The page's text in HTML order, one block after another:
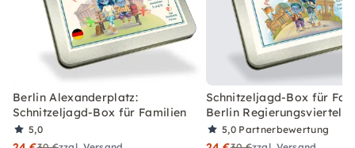
Berlin Alexanderplatz:
Schnitzeljagd-Box für Familien
5,0
Schnitzeljagd-Box für
Berlin Regierungsviertel
5,0 Partnerbewertung